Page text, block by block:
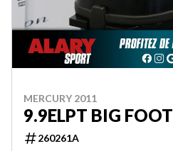
MERCURY 2011
9.9ELPT BIG FOOT
260261A